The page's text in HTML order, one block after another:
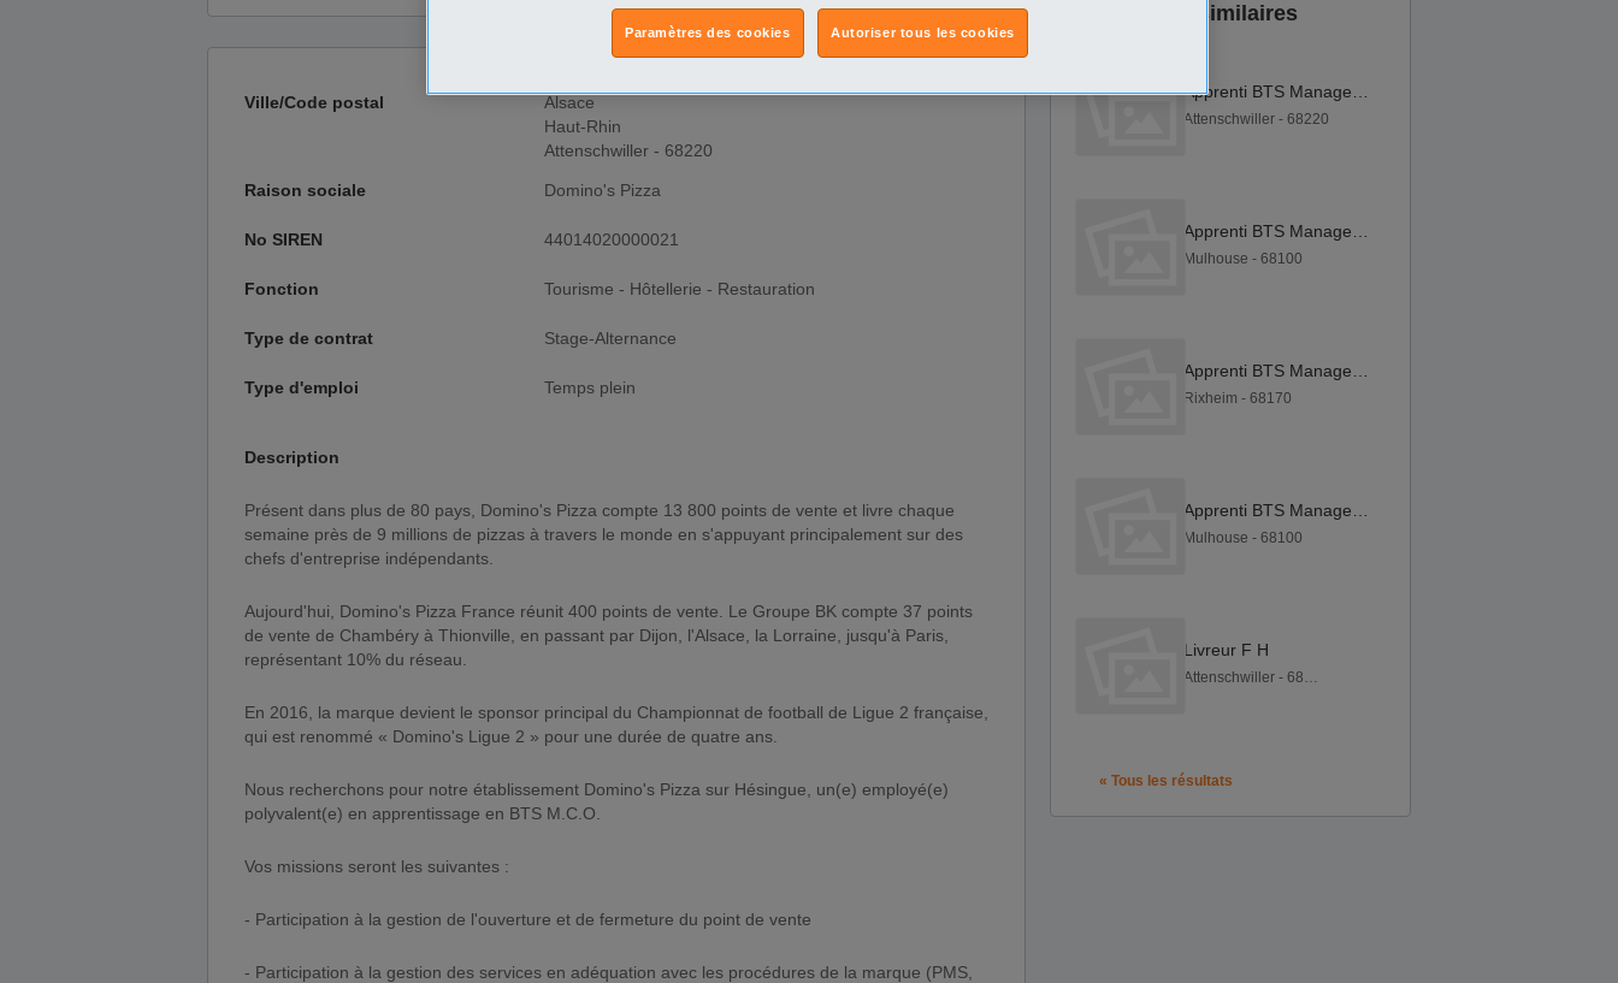
Ville/Code postal
Alsace
Haut-Rhin
Attenschwiller - 68220
Raison sociale Domino's Pizza
No SIREN 44014020000021
Fonction Tourisme - Hôtellerie - Restauration
Type de contrat Stage-Alternance
Type d'emploi Temps plein
Description
Présent dans plus de 80 pays, Domino's Pizza compte 13 800 points de vente et livre chaque
semaine près de 9 millions de pizzas à travers le monde en s'appuyant principalement sur des
chefs d'entreprise indépendants.
Aujourd'hui, Domino's Pizza France réunit 400 points de vente. Le Groupe BK compte 37 points
de vente de Chambéry à Thionville, en passant par Dijon, l'Alsace, la Lorraine, jusqu'à Paris,
représentant 10% du réseau.
En 2016, la marque devient le sponsor principal du Championnat de football de Ligue 2 française,
qui est renommé « Domino's Ligue 2 » pour une durée de quatre ans.
Nous recherchons pour notre établissement Domino's Pizza sur Hésingue, un(e) employé(e)
polyvalent(e) en apprentissage en BTS M.C.O.
Vos missions seront les suivantes :
- Participation à la gestion de l'ouverture et de fermeture du point de vente
- Participation à la gestion des services en adéquation avec les procédures de la marque (PMS,
Annonces similaires
Attenschwiller - 68220
Mulhouse - 68100
Rixheim - 68170
Mulhouse - 68100
Livreur F H
« Tous les résultats
Autoriser tous les cookies
Paramètres des cookies